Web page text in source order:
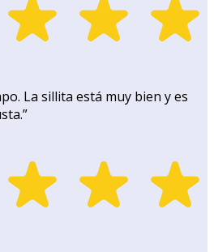
La sillita está muy bien y es
”